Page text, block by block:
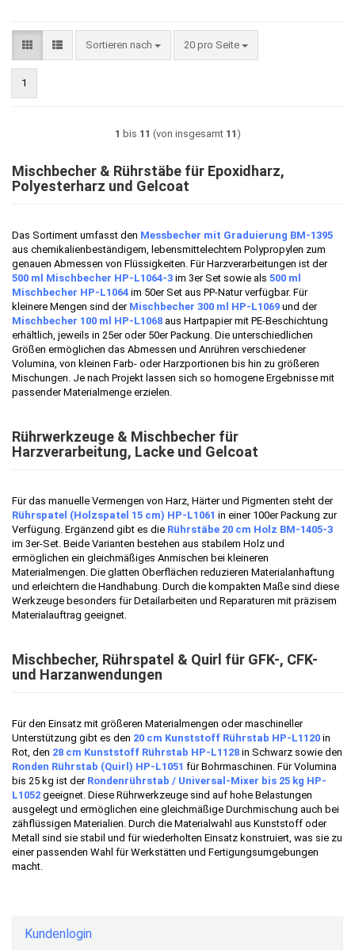
Sortieren nach
Sortieren nach 20 pro Seite
pro Seite
1
1 bis 11 (von insgesamt 11)
Mischbecher & Rührstäbe für Epoxidharz,
Polyesterharz und Gelcoat
Das Sortiment umfasst den Messbecher mit Graduierung BM-1395
aus chemikalienbeständigem, lebensmittelechtem Polypropylen zum
genauen Abmessen von Flüssigkeiten. Für Harzverarbeitungen ist der
500 ml Mischbecher HP-L1064-3 im 3er Set sowie als 500 ml
Mischbecher HP-L1064 im 50er Set aus PP-Natur verfügbar. Für
kleinere Mengen sind der Mischbecher 300 ml HP-L1069 und der
Mischbecher 100 ml HP-L1068 aus Hartpapier mit PE-Beschichtung
erhältlich, jeweils in 25er oder 50er Packung. Die unterschiedlichen
Größen ermöglichen das Abmessen und Anrühren verschiedener
Volumina, von kleinen Farb- oder Harzportionen bis hin zu größeren
Mischungen. Je nach Projekt lassen sich so homogene Ergebnisse mit
passender Materialmenge erzielen.
Rührwerkzeuge & Mischbecher für
Harzverarbeitung, Lacke und Gelcoat
Für das manuelle Vermengen von Harz, Härter und Pigmenten steht der
Rührspatel (Holzspatel 15 cm) HP-L1061 in einer 100er Packung zur
Verfügung. Ergänzend gibt es die Rührstäbe 20 cm Holz BM-1405-3
im 3er-Set. Beide Varianten bestehen aus stabilem Holz und
ermöglichen ein gleichmäßiges Anmischen bei kleineren
Materialmengen. Die glatten Oberflächen reduzieren Materialanhaftung
und erleichtern die Handhabung. Durch die kompakten Maße sind diese
Werkzeuge besonders für Detailarbeiten und Reparaturen mit präzisem
Materialauftrag geeignet.
Mischbecher, Rührspatel & Quirl für GFK-, CFK-
und Harzanwendungen
Für den Einsatz mit größeren Materialmengen oder maschineller
Unterstützung gibt es den 20 cm Kunststoff Rührstab HP-L1120 in
Rot, den 28 cm Kunststoff Rührstab HP-L1128 in Schwarz sowie den
Ronden Rührstab (Quirl) HP-L1051 für Bohrmaschinen. Für Volumina
bis 25 kg ist der Rondenrührstab / Universal-Mixer bis 25 kg HP-
L1052 geeignet. Diese Rührwerkzeuge sind auf hohe Belastungen
ausgelegt und ermöglichen eine gleichmäßige Durchmischung auch bei
zähflüssigen Materialien. Durch die Materialwahl aus Kunststoff oder
Metall sind sie stabil und für wiederholten Einsatz konstruiert, was sie zu
einer passenden Wahl für Werkstätten und Fertigungsumgebungen
macht.
Kundenlogin